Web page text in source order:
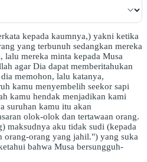
kepada kaumnya,) yakni ketika
yang terbunuh sedangkan mereka
lalu mereka minta kepada Musa
agar Dia dapat memberitahukan
memohon, lalu katanya,
kamu menyembelih seekor sapi
kamu hendak menjadikan kami
suruhan kamu itu akan
olok-olok dan tertawaan orang.
maksudnya aku tidak sudi (kepada
orang-orang yang jahil.") yang suka
bahwa Musa bersungguh-